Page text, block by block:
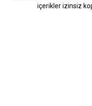
içerikler izinsiz